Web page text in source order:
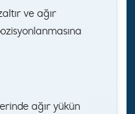
ve ağır
ağır yükün